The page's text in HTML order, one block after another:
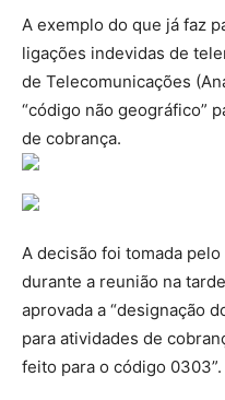
A exemplo do que já faz
ligações indevidas de
de Telecomunicações
“código não geográfico”
de cobrança.
A decisão foi tomada
durante a reunião na
aprovada a “designação
para atividades de
feito para o código 0303”.